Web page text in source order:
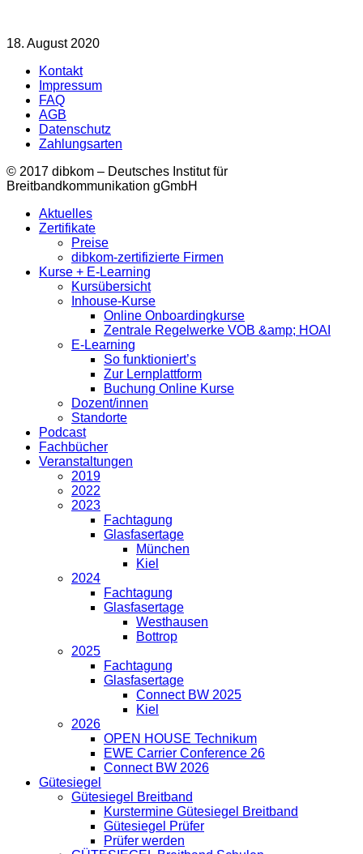
18. August 2020
Kontakt
Impressum
FAQ
AGB
Datenschutz
Zahlungsarten
© 2017 dibkom – Deutsches Institut für
Breitbandkommunikation gGmbH
Aktuelles
Zertifikate
Preise
dibkom-zertifizierte Firmen
Kurse + E-Learning
Kursübersicht
Inhouse-Kurse
Online Onboardingkurse
Zentrale Regelwerke VOB &amp; HOAI
E-Learning
So funktioniert’s
Zur Lernplattform
Buchung Online Kurse
Dozent/innen
Standorte
Podcast
Fachbücher
Veranstaltungen
2019
2022
2023
Fachtagung
Glasfasertage
München
Kiel
2024
Fachtagung
Glasfasertage
Westhausen
Bottrop
2025
Fachtagung
Glasfasertage
Connect BW 2025
Kiel
2026
OPEN HOUSE Technikum
EWE Carrier Conference 26
Connect BW 2026
Gütesiegel
Gütesiegel Breitband
Kurstermine Gütesiegel Breitband
Gütesiegel Prüfer
Prüfer werden